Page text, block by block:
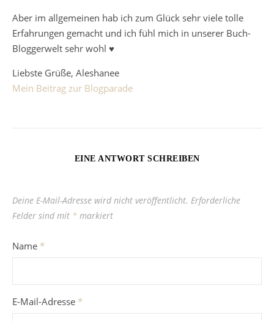
Aber im allgemeinen hab ich zum Glück sehr viele tolle
Erfahrungen gemacht und ich fühl mich in unserer Buch-
Bloggerwelt sehr wohl ♥
Liebste Grüße, Aleshanee
Mein Beitrag zur Blogparade
EINE ANTWORT SCHREIBEN
Deine E-Mail-Adresse wird nicht veröffentlicht. Erforderliche
Felder sind mit * markiert
Name *
E-Mail-Adresse *